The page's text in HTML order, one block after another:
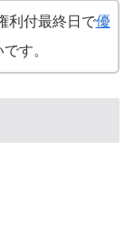
利付最終日で優
す。